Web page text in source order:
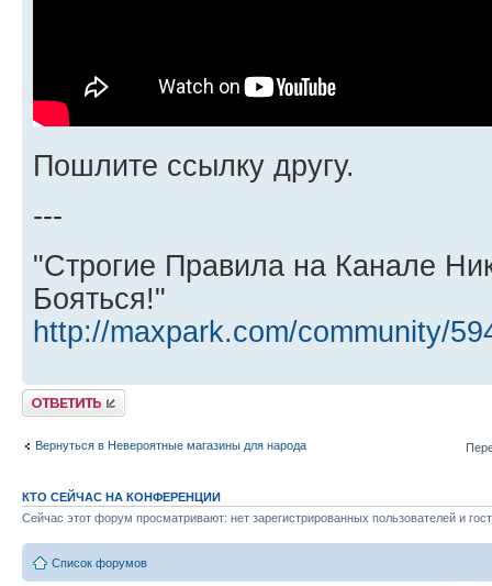
Пошлите ссылку другу.
---
"Строгие Правила на Канале
Бояться!"
http://maxpark.com/community/
Ответить
Вернуться в Невероятные магазины для народа
КТО СЕЙЧАС НА КОНФЕРЕНЦИИ
Сейчас этот форум просматривают: нет зарегистрированных пользователей и
Список форумов